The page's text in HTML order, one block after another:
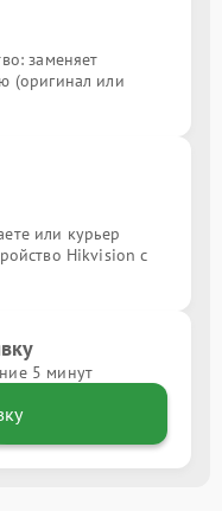
заменяет
(оригинал или
или курьер
Hikvision с
5 минут